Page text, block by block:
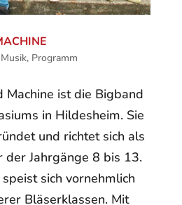
Musik, Programm
Machine ist die Bigband
in Hildesheim. Sie
und richtet sich als
der Jahrgänge 8 bis 13.
sich vornehmlich
Bläserklassen. Mit